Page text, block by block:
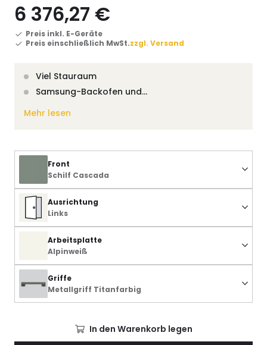
6 376,27 €
Preis inkl. E-Geräte
Preis einschließlich MwSt.zzgl. Versand
Viel Stauraum
Samsung-Backofen und…
Mehr lesen
Front
Schilf Cascada
Ausrichtung
Links
Arbeitsplatte
Alpinweiß
Griffe
Metallgriff Titanfarbig
In den Warenkorb legen